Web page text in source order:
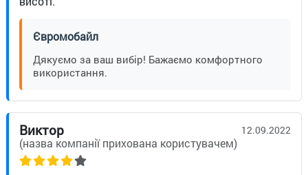
Євромобайл
Дякуємо за ваш вибір! Бажаємо комфортного
використання.
Виктор
(назва компанії прихована користувачем)
12.09.2022